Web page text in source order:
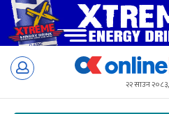
Skip
२२ साउन